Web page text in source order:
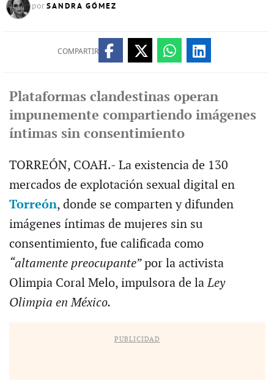
por SANDRA GÓMEZ
COMPARTIR
Plataformas clandestinas operan
impunemente compartiendo imágenes
íntimas sin consentimiento
TORREÓN, COAH.- La existencia de 130
mercados de explotación sexual digital en
Torreón, donde se comparten y difunden
imágenes íntimas de mujeres sin su
consentimiento, fue calificada como
“altamente preocupante”por la activista
Olimpia Coral Melo, impulsora de laLey
Olimpia en México.
PUBLICIDAD